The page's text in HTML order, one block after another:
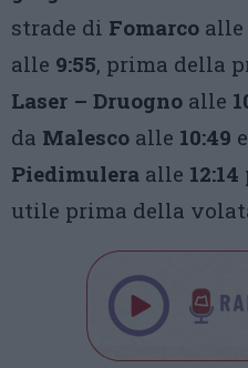
strade di Fomarco alle
alle 9:55, prima della
Laser – Druogno alle
da Malesco alle 10:49
Piedimulera alle 12:14
utile prima della